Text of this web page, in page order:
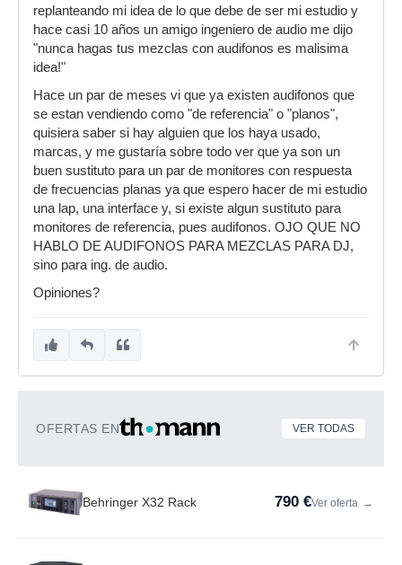
replanteando mi idea de lo que debe de ser mi estudio y
hace casi 10 años un amigo ingeniero de audio me dijo
"nunca hagas tus mezclas con audifonos es malisima
idea!"
Hace un par de meses vi que ya existen audifonos que
se estan vendiendo como "de referencia" o "planos",
quisiera saber si hay alguien que los haya usado,
marcas, y me gustaría sobre todo ver que ya son un
buen sustituto para un par de monitores con respuesta
de frecuencias planas ya que espero hacer de mi estudio
una lap, una interface y, si existe algun sustituto para
monitores de referencia, pues audifonos. OJO QUE NO
HABLO DE AUDIFONOS PARA MEZCLAS PARA DJ,
sino para ing. de audio.
Opiniones?
OFERTAS EN VER TODAS
Behringer X32 Rack 790 €Ver oferta →